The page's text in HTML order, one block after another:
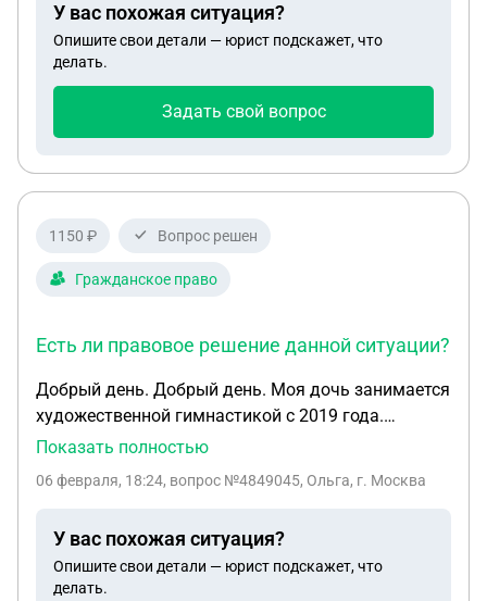
вернуть им за покупку билета? Будет ли мне что
то? Спасибо
У вас похожая ситуация?
Опишите свои детали — юрист подскажет, что
делать.
Задать свой вопрос
1150 ₽ Вопрос решен
Гражданское право
Есть ли правовое решение данной ситуации?
Добрый день. Добрый день. Моя дочь занимается
художественной гимнастикой с 2019 года.
19.06.2023 года ребенку был присвоен 1
года она подтвердила 1 спортивный разряд,
спортивного клуба, в котором тренировалась моя
дочь, документы были поданы в федерацию. Но
Показать полностью
06 февраля, 18:24, вопрос №4849045, Ольга, г. Москва
У вас похожая ситуация?
Опишите свои детали — юрист подскажет, что
делать.